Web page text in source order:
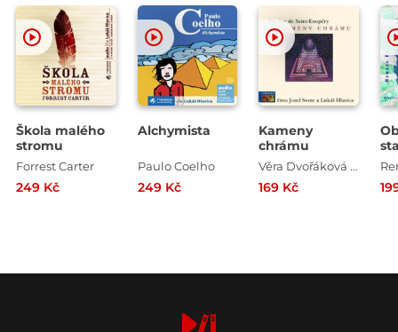
Škola malého
stromu
Forrest Carter
249 Kč
Alchymista
Paulo Coelho
249 Kč
Kameny
chrámu
Věra Dvořáková , Antoine De Saint Exupéry
169 Kč